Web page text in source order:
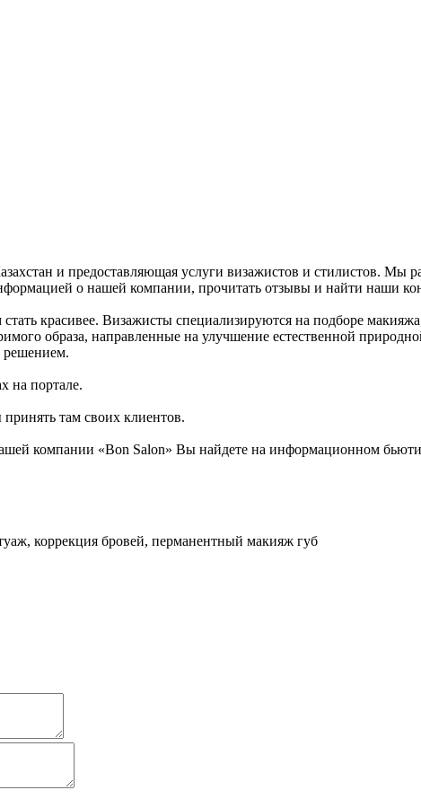
и предоставляющая услуги визажистов и стилистов. Мы
о нашей компании, прочитать отзывы и найти наши
красивее. Визажисты специализируются на подборе
образа, направленные на улучшение естественной
решением.
на портале.
там своих клиентов.
компании «Bon Salon» Вы найдете на информационном бьюти
коррекция бровей, перманентный макияж губ